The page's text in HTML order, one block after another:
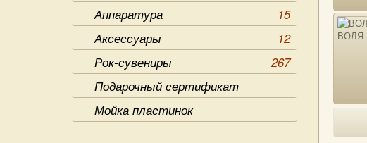
Аппаратура
15
Аксессуары
12
Рок-сувениры
267
Подарочный сертификат
Мойка пластинок